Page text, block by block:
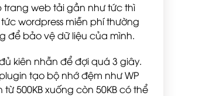
trang web tải gần như tức thì
wordpress miễn phí thường
để bảo vệ dữ liệu của mình.
kiên nhẫn để đợi quá 3 giây.
tạo bộ nhớ đệm như WP
500KB xuống còn 50KB có thể